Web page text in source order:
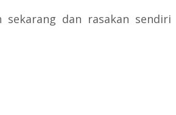
dan rasakan sendiri